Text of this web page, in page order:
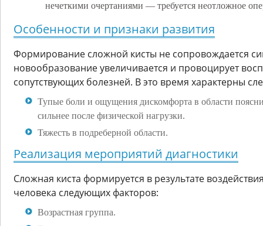
нечеткими очертаниями — требуется неотложное
Особенности и признаки развития
Формирование сложной кисты не сопровождается
новообразование увеличивается и провоцирует
сопутствующих болезней. В это время характерны
Тупые боли и ощущения дискомфорта в области
сильнее после физической нагрузки.
Тяжесть в подреберной области.
Реализация мероприятий диагностики
Сложная киста формируется в результате
человека следующих факторов:
Возрастная группа.